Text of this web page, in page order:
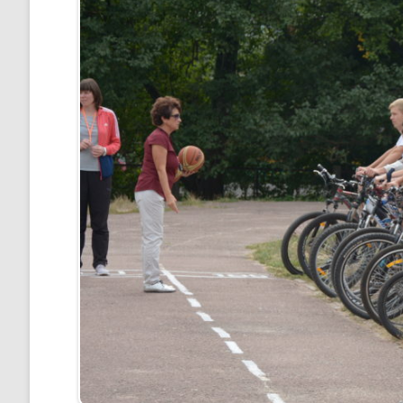
КРИТЕРІЇ, ПРАВИЛА ТА
ПРОЦЕДУРИ ОЦІНЮВАННЯ
СТРАТЕГІЯ РОЗВИТКУ ЛІЦЕЮ
”НА ШЛЯХУ ДО ШКОЛИ
ДЕМОКРАТІЇ”
ПІДВИЩЕННЯ КВАЛІФІКАЦІЇ
ПЕДАГОГІВ
ВИБІР ПІДРУЧНИКІВ
ПОРЯДОК ЗАРАХУВАННЯ ДО
ЛІЦЕЮ/НАЯВНІСТЬ ВІЛЬНИХ
МІСЦЬ/ІНДИВІДУАЛЬНА
НАВЧАННЯ